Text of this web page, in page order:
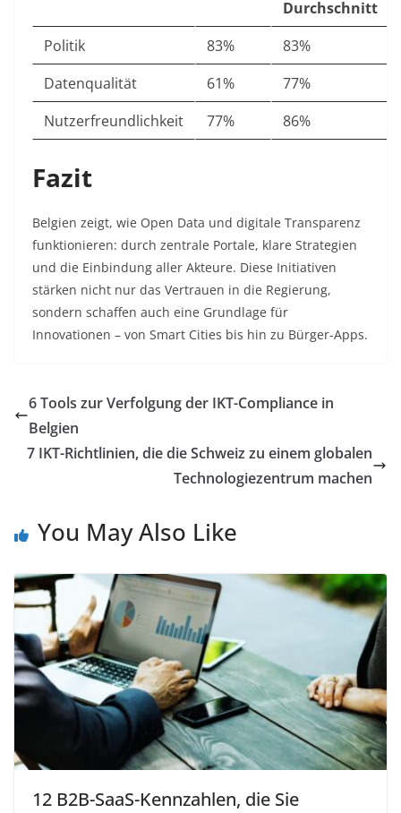
Durchschnitt
Politik
83%
83%
Datenqualität
61%
77%
Nutzerfreundlichkeit
77% 86%
Fazit
Belgien zeigt, wie Open Data und digitale Transparenz
funktionieren: durch zentrale Portale, klare Strategien
und die Einbindung aller Akteure. Diese Initiativen
stärken nicht nur das Vertrauen in die Regierung,
sondern schaffen auch eine Grundlage für
Innovationen – von Smart Cities bis hin zu Bürger-Apps.
6 Tools zur Verfolgung der IKT-Compliance in
Belgien
7 IKT-Richtlinien, die die Schweiz zu einem globalen
Technologiezentrum machen
You May Also Like
12 B2B-SaaS-Kennzahlen, die Sie